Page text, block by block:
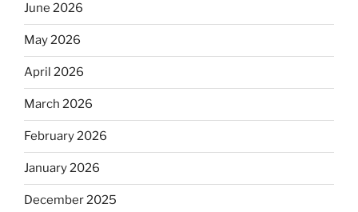
June 2026
May 2026
April 2026
March 2026
February 2026
January 2026
December 2025